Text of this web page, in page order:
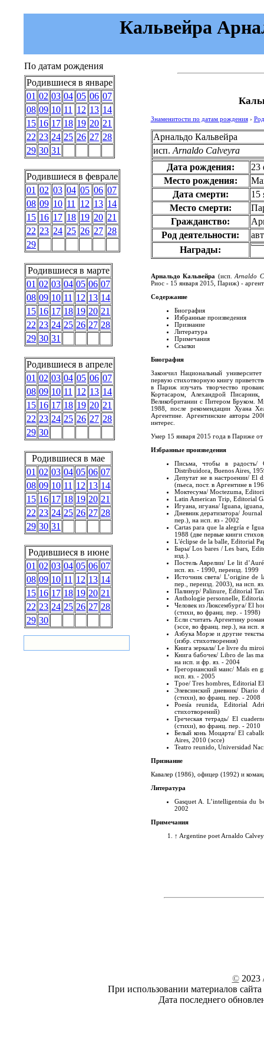
Кальвейра
По датам рождения
Родившиеся в январе
01 02 03 04 05 06 07
08 09 10 11 12 13 14
15 16 17 18 19 20 21
22 23 24 25 26 27 28
29 30 31
Родившиеся в феврале
01 02 03 04 05 06 07
08 09 10 11 12 13 14
15 16 17 18 19 20 21
22 23 24 25 26 27 28
29
Родившиеся в марте
01 02 03 04 05 06 07
08 09 10 11 12 13 14
15 16 17 18 19 20 21
22 23 24 25 26 27 28
29 30 31
Родившиеся в апреле
01 02 03 04 05 06 07
08 09 10 11 12 13 14
15 16 17 18 19 20 21
22 23 24 25 26 27 28
29 30
Родившиеся в мае
01 02 03 04 05 06 07
08 09 10 11 12 13 14
15 16 17 18 19 20 21
22 23 24 25 26 27 28
29 30 31
Родившиеся в июне
01 02 03 04 05 06 07
08 09 10 11 12 13 14
15 16 17 18 19 20 21
22 23 24 25 26 27 28
29 30
Знаменитости по датам рождения›
Арнальдо Кальвейра
исп. Arnaldo Calveyra
Дата рождения:
23
Место рождения:
Дата смерти:
15
Место смерти:
Гражданство:
Род деятельности:
Награды:
Арнальдо Кальвейра (исп.Arnaldo
Риос - 15 января 2015, Париж) -
Содержание
Биография
Избранные произведения
Признание
Литература
Примечания
Ссылки
Биография
Закончил Национальный
первую стихотворную книгу
в Париж изучать творчество
Кортасаром, Алехандрой
Великобритании с Питером Бруком.
1988, после рекомендации Хуана
Аргентине. Аргентинские авторы
интерес.
Умер 15 января 2015 года в Париже от
Избранные произведения
Письма, чтобы в радость/
Distribuidora, Buenos Aires,
Депутат не в настроении/ El
(пьеса, пост. в Аргентине в
Моктесума/ Moctezuma,
Latin American Trip, Editorial
Игуана, игуана/ Iguana,
Дневник дератизатора/
пер.), на исп. яз - 2002
Cartas para que la alegría e
1988 (две первые книги
L'éclipse de la balle, Editorial
Бары/ Los bares / Les bars,
изд.).
Постель Аврелии/ Le lit
исп. яз. - 1990, переизд. 1999
Источник света/ L’origine
пер., переизд. 2003), на исп.
Палинур/ Palinure, Editorial
Anthologie personnelle,
Человек из Люксембурга/ El
(стихи, во франц. пер. - 1998)
Если считать Аргентину
(эссе, во франц. пер.), на исп.
Азбука Морзе и другие
(избр. стихотворения)
Книга зеркала/ Le livre du
Книга бабочек/ Libro de las
на исп. и фр. яз. - 2004
Грегорианский маис/ Maïs en
исп. яз. - 2005
Трое/ Tres hombres, Editorial
Элевсинский дневник/
(стихи), во франц. пер. - 2008
Poesía reunida, Editorial
стихотворений)
Греческая тетрадь/ El
(стихи), во франц. пер. - 2010
Белый конь Моцарта/ El
Aires, 2010 (эссе)
Teatro reunido, Universidad
Признание
Кавалер (1986), офицер (1992) и
Литература
Gasquet A. L’intelligentsia du
2002
Примечания
↑ Argentine poet Arnaldo
©2023
При использовании материалов
Дата последнего